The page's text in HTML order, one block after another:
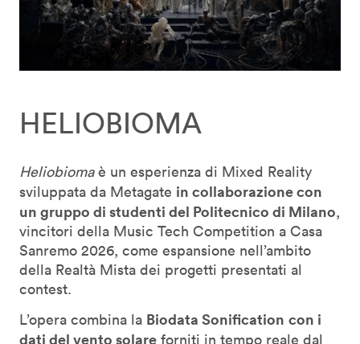
HELIOBIOMA
Heliobiomaè un esperienza di Mixed Reality
sviluppata da Metagate in collaborazione con
un gruppo di studenti del Politecnico di Milano,
vincitori della Music Tech Competition a Casa
Sanremo 2026, come espansione nell’ambito
della Realtà Mista dei progetti presentati al
contest.
L’opera combina la Biodata Sonification con i
dati del vento solare forniti in tempo reale dal